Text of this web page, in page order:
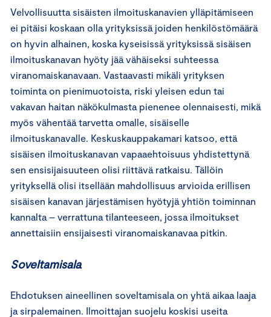
Velvollisuutta sisäisten ilmoituskanavien ylläpitämiseen
ei pitäisi koskaan olla yrityksissä joiden henkilöstömäärä
on hyvin alhainen, koska kyseisissä yrityksissä sisäisen
ilmoituskanavan hyöty jää vähäiseksi suhteessa
viranomaiskanavaan. Vastaavasti mikäli yrityksen
toiminta on pienimuotoista, riski yleisen edun tai
vakavan haitan näkökulmasta pienenee olennaisesti, mikä
myös vähentää tarvetta omalle, sisäiselle
ilmoituskanavalle. Keskuskauppakamari katsoo, että
sisäisen ilmoituskanavan vapaaehtoisuus yhdistettynä
sen ensisijaisuuteen olisi riittävä ratkaisu. Tällöin
yrityksellä olisi itsellään mahdollisuus arvioida erillisen
sisäisen kanavan järjestämisen hyötyjä yhtiön toiminnan
kannalta – verrattuna tilanteeseen, jossa ilmoitukset
annettaisiin ensijaisesti viranomaiskanavaa pitkin.
Soveltamisala
Ehdotuksen aineellinen soveltamisala on yhtä aikaa laaja
ja sirpalemainen. Ilmoittajan suojelu koskisi useita